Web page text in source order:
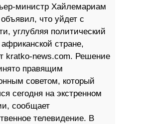
министр Хайлемариам
что уйдет с
углубляя политический
стране,
kratko-news.com. Решение
правящим
советом, который
сегодня на экстренном
сообщает
телевидение. В